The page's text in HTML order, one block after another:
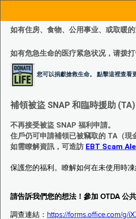
如有住房、食物、公用事业、或取暖
如有危急生命的医疗紧急状况，请拨打
您可以捐獻搶救生命。 點擊這裡查看
補領被盜 SNAP 和臨時援助
不再接受被盜 SNAP 福利申請。
住戶仍可申請補領已被竊取的 TA（現
如需瞭解資訊，可造訪 EBT Scam
保護您的福利。瞭解如何在未使用時
請告訴我們您的想法！參加 OTDA 公
調查連結： https://forms.office.com/g/